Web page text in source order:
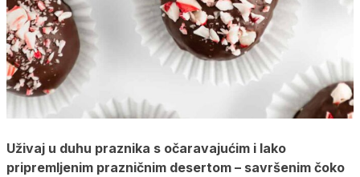
Uživaj u duhu praznika s očaravajućim i lako
pripremljenim prazničnim desertom – savršenim čoko